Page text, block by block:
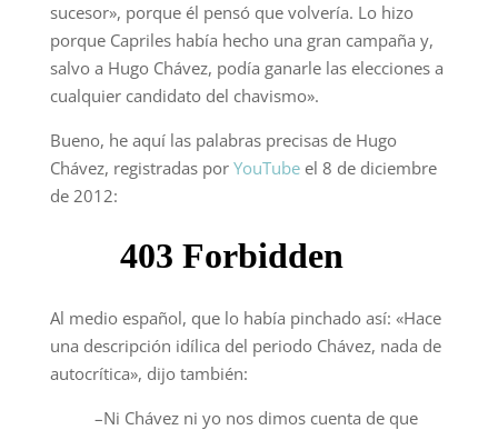
sucesor», porque él pensó que volvería. Lo hizo
porque Capriles había hecho una gran campaña y,
salvo a Hugo Chávez, podía ganarle las elecciones a
cualquier candidato del chavismo».
Bueno, he aquí las palabras precisas de Hugo
Chávez, registradas por YouTubeel 8 de diciembre
de 2012:
Al medio español, que lo había pinchado así: «Hace
una descripción idílica del periodo Chávez, nada de
autocrítica», dijo también:
–Ni Chávez ni yo nos dimos cuenta de que